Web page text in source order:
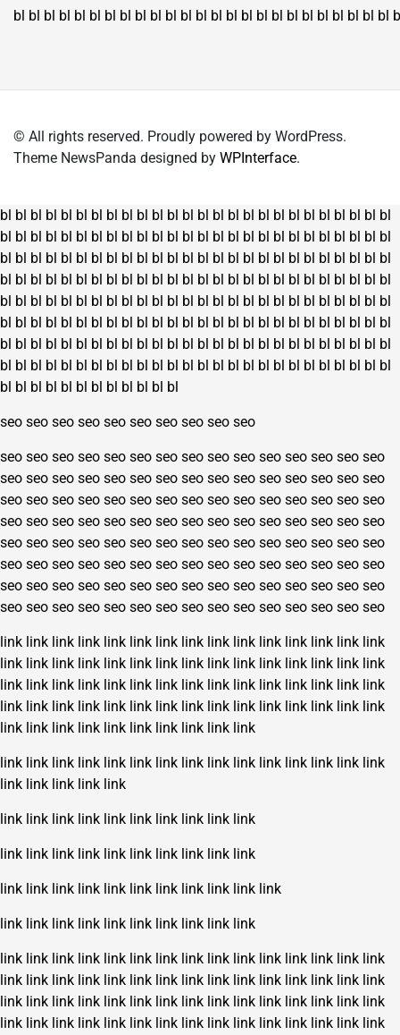
bl bl bl bl bl bl bl bl bl bl bl bl bl bl bl bl bl bl bl bl bl bl bl bl bl
© All rights reserved. Proudly powered by WordPress.
Theme NewsPanda designed by WPInterface.
bl bl bl bl bl bl bl bl bl bl bl bl bl bl bl bl bl bl bl bl bl bl bl bl bl bl
bl bl bl bl bl bl bl bl bl bl bl bl bl bl bl bl bl bl bl bl bl bl bl bl bl bl
bl bl bl bl bl bl bl bl bl bl bl bl bl bl bl bl bl bl bl bl bl bl bl bl bl bl
bl bl bl bl bl bl bl bl bl bl bl bl bl bl bl bl bl bl bl bl bl bl bl bl bl bl
bl bl bl bl bl bl bl bl bl bl bl bl bl bl bl bl bl bl bl bl bl bl bl bl bl bl
bl bl bl bl bl bl bl bl bl bl bl bl bl bl bl bl bl bl bl bl bl bl bl bl bl bl
bl bl bl bl bl bl bl bl bl bl bl bl bl bl bl bl bl bl bl bl bl bl bl bl bl bl
bl bl bl bl bl bl bl bl bl bl bl bl bl bl bl bl bl bl bl bl bl bl bl bl bl bl
bl bl bl bl bl bl bl bl bl bl bl bl
seo seo seo seo seo seo seo seo seo seo
seo seo seo seo seo seo seo seo seo seo seo seo seo seo seo
seo seo seo seo seo seo seo seo seo seo seo seo seo seo seo
seo seo seo seo seo seo seo seo seo seo seo seo seo seo seo
seo seo seo seo seo seo seo seo seo seo seo seo seo seo seo
seo seo seo seo seo seo seo seo seo seo seo seo seo seo seo
seo seo seo seo seo seo seo seo seo seo seo seo seo seo seo
seo seo seo seo seo seo seo seo seo seo seo seo seo seo seo
seo seo seo seo seo seo seo seo seo seo seo seo seo seo seo
link link link link link link link link link link link link link link link
link link link link link link link link link link link link link link link
link link link link link link link link link link link link link link link
link link link link link link link link link link link link link link link
link link link link link link link link link link
link link link link link link link link link link link link link link link
link link link link link
link link link link link link link link link link
link link link link link link link link link link
link link link link link link link link link link link
link link link link link link link link link link
link link link link link link link link link link link link link link link
link link link link link link link link link link link link link link link
link link link link link link link link link link link link link link link
link link link link link link link link link link link link link link link